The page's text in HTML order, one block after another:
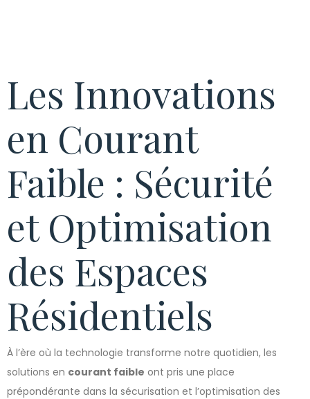
Les Innovations
en Courant
Faible : Sécurité
et Optimisation
des Espaces
Résidentiels
À l’ère où la technologie transforme notre quotidien, les
solutions en courant faible ont pris une place
prépondérante dans la sécurisation et l’optimisation des